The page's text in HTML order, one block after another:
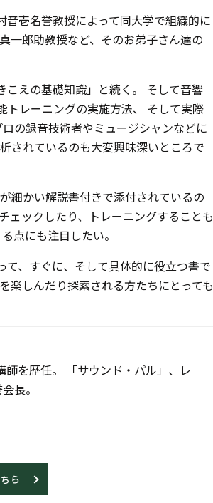
壱名誉教授によって同大学で組織的に
一郎助教授など、そのお弟子さん達の
えの基礎知識」と続く。 そして音響
トレーニングの実施方法、 そして実際
の録音技術者やミュージシャンなどに
されているのも大変興味深いところで
細かい解説書付きで添付されているの
ェックしたり、トレーニングすることも
点にも注目したい。
、すぐに、そして具体的に役立つ書で
楽しんだり探索される方たちにとっても
を歴任。 「サウンド・パル」、レ
長。
ら